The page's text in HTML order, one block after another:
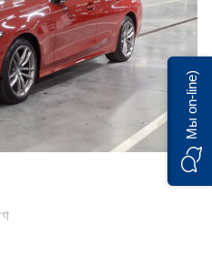
q
Мы on-line)